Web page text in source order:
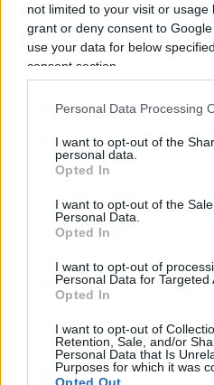
not limited to your visit or usage
grant or deny consent to
use your data for below
consent section.
Personal Data Processing
I want to opt-out of the
personal data.
Opted In
I want to opt-out of the
Personal Data.
Opted In
I want to opt-out of
Personal Data for Targeted
Opted In
I want to opt-out of
Retention, Sale, and/or
Personal Data that Is
Purposes for which it was
che questi ultimi non
limiti. Non solo nel
quale un professore che
contribuisce alla
suppone si astenga dal
cucinare.
la micro. La decisione
domanda, il consumo, ha
sui singoli operatori del
insieme formano il
affatto aggregati.